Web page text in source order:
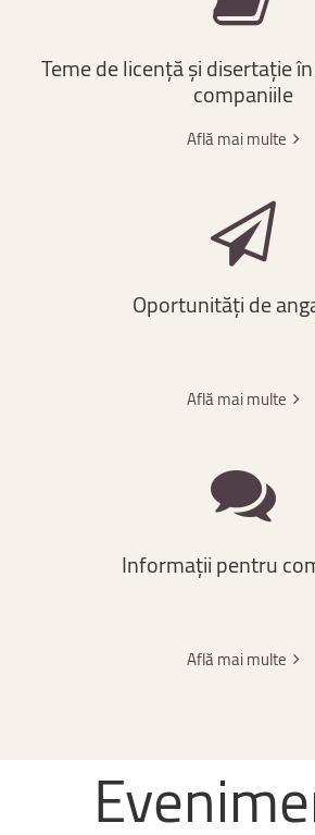
Temedelicențășidisertațieîn
companiile
Află mai multe
Oportunitățide
Află mai multe
Informațiipentru
Află mai multe